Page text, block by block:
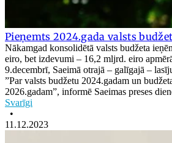
Pieņemts 2024.gada valsts
Nākamgad konsolidētā valsts budžeta
eiro, bet izdevumi – 16,2 mljrd. eiro
9.decembrī, Saeimā otrajā – galīgajā –
”Par valsts budžetu 2024.gadam un
2026.gadam”, informē Saeimas preses
Svarīgi
•
11.12.2023